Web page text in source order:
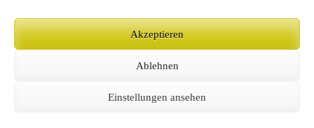
Akzeptieren
Ablehnen
Einstellungen ansehen